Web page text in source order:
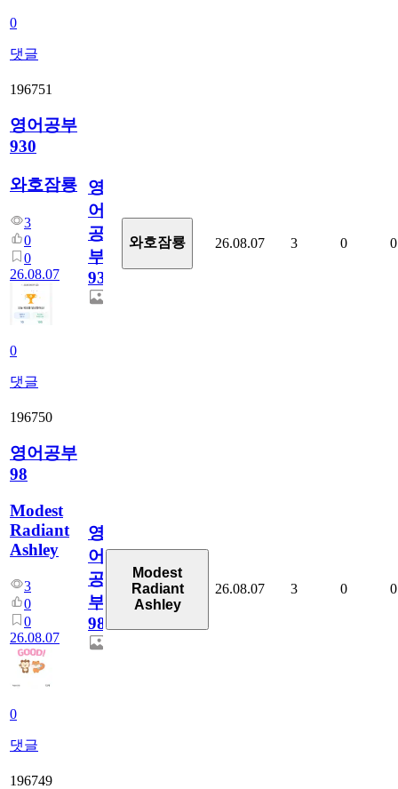
0
댓글
196751
영어공부
930
와호잠룡
3
0
0
26.08.07
0
댓글
영
어
공
부
930
와호잠룡 26.08.07 3 0 0
196750
영어공부
98
Modest
Radiant
Ashley
3
0
0
26.08.07
0
댓글
영
어
공
부
98
Modest
Radiant
Ashley
26.08.07 3 0 0
196749